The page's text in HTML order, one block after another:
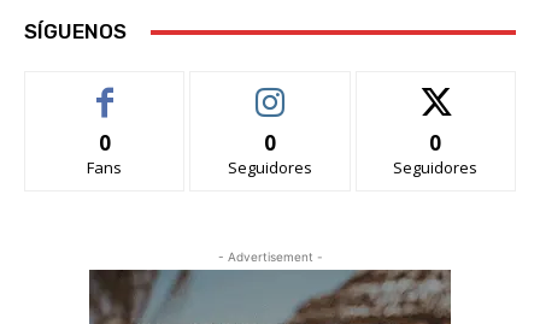
SÍGUENOS
0
Fans
0
Seguidores
0
Seguidores
- Advertisement -